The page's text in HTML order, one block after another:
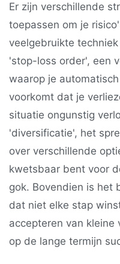
Er zijn verschillende
toepassen om je
veelgebruikte
'stop-loss order', een
waarop je
voorkomt dat je
situatie ongunstig
'diversificatie', het
over verschillende
kwetsbaar bent voor
gok. Bovendien is het
dat niet elke stap
accepteren van kleine
op de lange termijn